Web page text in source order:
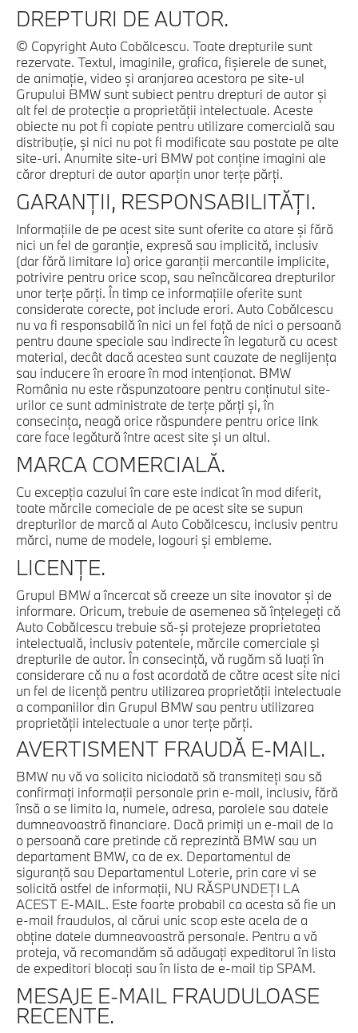
DREPTURI DE AUTOR.
© Copyright Auto Cobălcescu. Toate drepturile sunt
rezervate. Textul, imaginile, grafica, fişierele de sunet,
de animaţie, video şi aranjarea acestora pe site-ul
Grupului BMW sunt subiect pentru drepturi de autor şi
alt fel de protecţie a proprietăţii intelectuale. Aceste
obiecte nu pot fi copiate pentru utilizare comercială sau
distribuţie, şi nici nu pot fi modificate sau postate pe alte
site-uri. Anumite site-uri BMW pot conţine imagini ale
căror drepturi de autor aparţin unor terţe părţi.
GARANŢII, RESPONSABILITĂŢI.
Informaţiile de pe acest site sunt oferite ca atare şi fără
nici un fel de garanţie, expresă sau implicită, inclusiv
(dar fără limitare la) orice garanţii mercantile implicite,
potrivire pentru orice scop, sau neîncălcarea drepturilor
unor terţe părţi. În timp ce informaţiile oferite sunt
considerate corecte, pot include erori. Auto Cobălcescu
nu va fi responsabilă în nici un fel faţă de nici o persoană
pentru daune speciale sau indirecte în legatură cu acest
material, decât dacă acestea sunt cauzate de neglijenţa
sau inducere în eroare în mod intenţionat. BMW
România nu este răspunzatoare pentru conţinutul site-
urilor ce sunt administrate de terţe părţi şi, în
consecinţa, neagă orice răspundere pentru orice link
care face legătură între acest site şi un altul.
MARCA COMERCIALĂ.
Cu excepţia cazului în care este indicat în mod diferit,
toate mărcile comeciale de pe acest site se supun
drepturilor de marcă al Auto Cobălcescu, inclusiv pentru
mărci, nume de modele, logouri şi embleme.
LICENŢE.
Grupul BMW a încercat să creeze un site inovator şi de
informare. Oricum, trebuie de asemenea să înţelegeţi că
Auto Cobălcescu trebuie să-şi protejeze proprietatea
intelectuală, inclusiv patentele, mărcile comerciale şi
drepturile de autor. În consecinţă, vă rugăm să luaţi în
considerare că nu a fost acordată de către acest site nici
un fel de licenţă pentru utilizarea proprietăţii intelectuale
a companiilor din Grupul BMW sau pentru utilizarea
proprietăţii intelectuale a unor terţe părţi.
AVERTISMENT FRAUDĂ E-MAIL.
BMW nu vă va solicita niciodată să transmiteţi sau să
confirmaţi informaţii personale prin e-mail, inclusiv, fără
însă a se limita la, numele, adresa, parolele sau datele
dumneavoastră financiare. Dacă primiţi un e-mail de la
o persoană care pretinde că reprezintă BMW sau un
departament BMW, ca de ex. Departamentul de
siguranţă sau Departamentul Loterie, prin care vi se
solicită astfel de informaţii, NU RĂSPUNDEŢI LA
ACEST E-MAIL. Este foarte probabil ca acesta să fie un
e-mail fraudulos, al cărui unic scop este acela de a
obţine datele dumneavoastră personale. Pentru a vă
proteja, vă recomandăm să adăugaţi expeditorul în lista
de expeditori blocaţi sau în lista de e-mail tip SPAM.
MESAJE E-MAIL FRAUDULOASE
RECENTE.